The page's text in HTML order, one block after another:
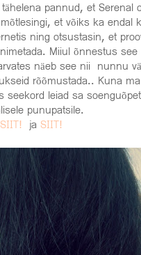
pannud, et Serenal
et võiks ka endal
ning otsustasin, et
Miiul õnnestus
näeb see nii nunnu
rõõmustada.. Kuna
seekord leiad sa
punupatsile.
SIIT! ja SIIT!